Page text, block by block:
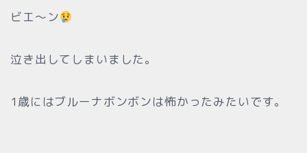
ビエ〜ン
泣き出してしまいました。
1歳にはブルーナボンボンは怖かったみたいです。